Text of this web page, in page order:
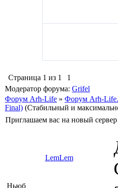
Страница 1 из 1
1
Модератор форума: Grifel
Форум Arh-Life » Форум Arh-
Final) (Стабильный и
Приглашаем вас на новый
LemLem
Ньюб